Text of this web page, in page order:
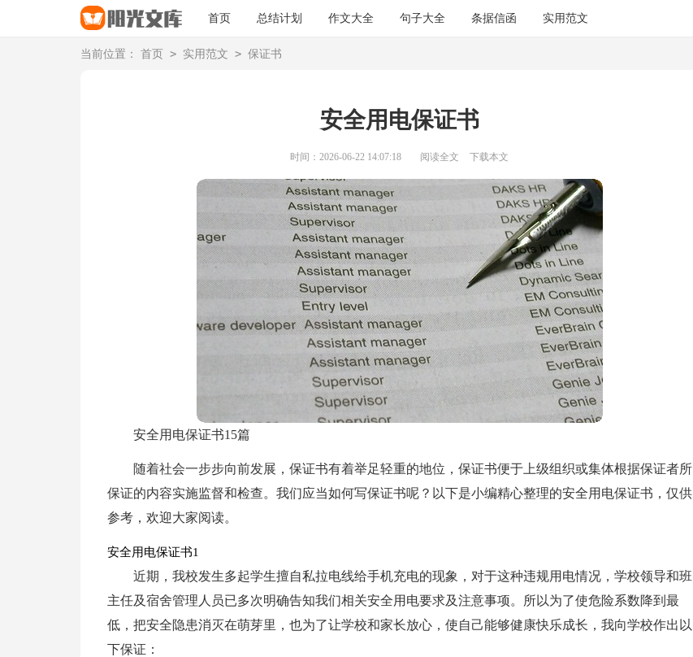
首页 总结计划 作文大全 句子大全 条据信函 实用范文
当前位置： 首页 > 实用范文 > 保证书
安全用电保证书
时间：2026-06-22 14:07:18 阅读全文 下载本文
安全用电保证书15篇
随着社会一步步向前发展，保证书有着举足轻重的地位，保证书便于上级组织或集体根据保证者所
保证的内容实施监督和检查。我们应当如何写保证书呢？以下是小编精心整理的安全用电保证书，仅供
参考，欢迎大家阅读。
安全用电保证书1
近期，我校发生多起学生擅自私拉电线给手机充电的现象，对于这种违规用电情况，学校领导和班
主任及宿舍管理人员已多次明确告知我们相关安全用电要求及注意事项。所以为了使危险系数降到最
低，把安全隐患消灭在萌芽里，也为了让学校和家长放心，使自己能够健康快乐成长，我向学校作出以
下保证：